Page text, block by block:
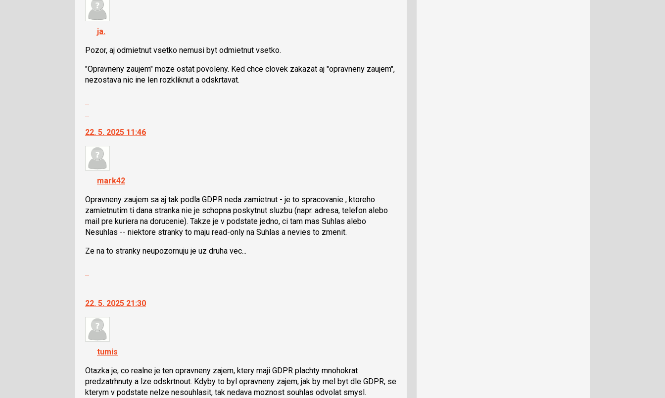
názor.
navigaci
lze
použít
klávesy
N
pro
předchozí
nový
názor
ja.
Pozor, aj odmietnut vsetko nemusi byt odmietnut vsetko.
"Opravneny zaujem" moze ostat povoleny. Ked chce clovek zakazat aj "opravneny zaujem",
nezostava nic ine len rozkliknut a odskrtavat.
další
nový
názor.
navigaci
lze
použít
i
klávesy
N
následující
nový
názor
22. 5. 2025 11:46
mark42
Opravneny zaujem sa aj tak podla GDPR neda zamietnut - je to spracovanie , ktoreho
zamietnutim ti dana stranka nie je schopna poskytnut sluzbu (napr. adresa, telefon alebo
mail pre kuriera na dorucenie). Takze je v podstate jedno, ci tam mas Suhlas alebo
Nesuhlas -- niektore stranky to maju read-only na Suhlas a nevies to zmenit.
Ze na to stranky neupozornuju je uz druha vec...
další
nový
názor.
navigaci
lze
použít
i
klávesy
22. 5. 2025 21:30
tumis
Otazka je, co realne je ten opravneny zajem, ktery maji GDPR plachty mnohokrat
predzatrhnuty a lze odskrtnout. Kdyby to byl opravneny zajem, jak by mel byt dle GDPR, se
kterym v podstate nelze nesouhlasit, tak nedava moznost souhlas odvolat smysl.